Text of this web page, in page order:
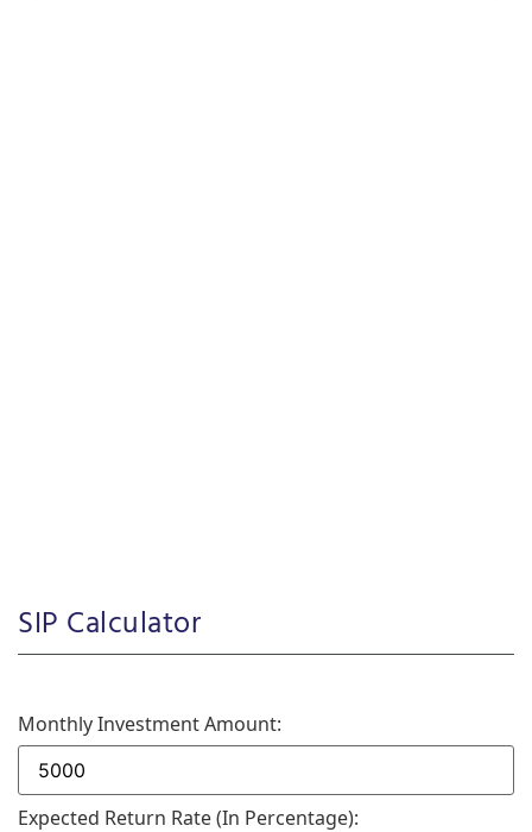
SIP Calculator
Monthly Investment Amount:
Expected Return Rate (in Percentage):